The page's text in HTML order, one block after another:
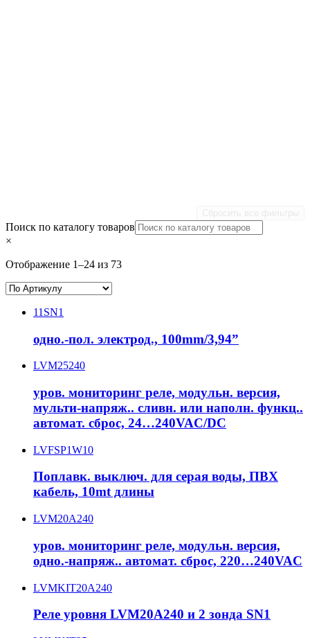
Поиск по каталогу товаров
×
Отображение 1–24 из 73
11SN1
одно.-пол. электрод., 100mm/3,94”
LVM25240
уров. мониторинг реле, модульн. версия,
мульти-напряж.. сливн. или наполн. функц..
автомат. сброс, 24…240VAC/DC
LVFSP1W10
Поплавк. выключ. для серая воды, ПВХ
кабель, 10mt длины
LVM20A240
уров. мониторинг реле, модульн. версия,
одно.-напряж.. автомат. сброс, 220…240VAC
LVMKIT20A240
Реле уровня LVM20A240 и 2 зонда SN1